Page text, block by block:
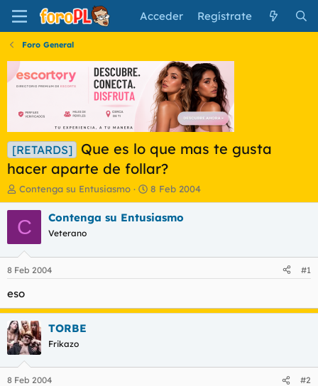
Acceder Regístrate
Foro General
[RETARDS]
Que es lo que mas te gusta
hacer aparte de follar?
I
n
i
c
a
d
o
r
e
l
t
e
m
a
Contenga su Entusiasmo
F
e
c
i
c
8 Feb 2004
C Contenga su Entusiasmo
Veterano
8 Feb 2004 #1
eso
TORBE
Frikazo
8 Feb 2004 #2